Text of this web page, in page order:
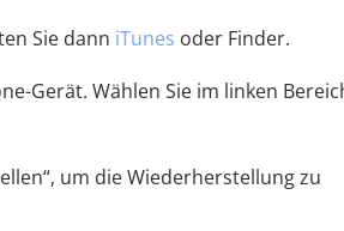
Sie dann iTunes oder Finder.
Gerät. Wählen Sie im linken
um die Wiederherstellung zu